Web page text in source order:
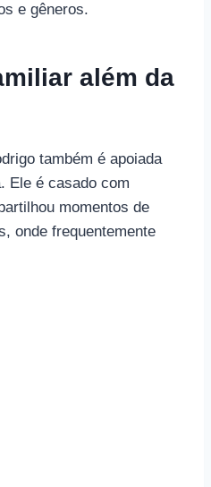
e gêneros.
além da
também é apoiada
Ele é casado com
momentos de
onde frequentemente